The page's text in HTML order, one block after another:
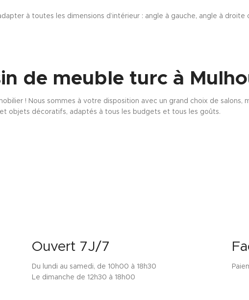
à toutes les dimensions d’intérieur : angle à gauche, angle à droite
de meuble turc à
! Nous sommes à votre disposition avec un grand choix de salons,
objets décoratifs, adaptés à tous les budgets et tous les goûts.
Ouvert 7J/7
Du lundi au samedi, de 10h00 à 18h30
Le dimanche de 12h30 à 18h00